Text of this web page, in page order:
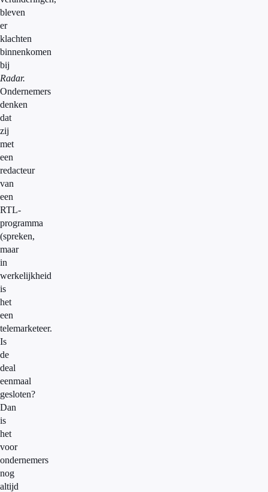
bleven
er
klachten
binnenkomen
bij
Radar.
Ondernemers
denken
dat
zij
met
een
redacteur
van
een
RTL-
programma
(spreken,
maar
in
werkelijkheid
is
het
een
telemarketeer.
Is
de
deal
eenmaal
gesloten?
Dan
is
het
voor
ondernemers
nog
altijd